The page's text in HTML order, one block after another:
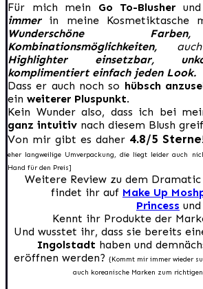
Für mich mein Go To-Blusher
immerin meine Kosmetiktasche
Wunderschöne
Kombinationsmöglichkeiten,
Highlighter einsetzbar,
komplimentiert einfach jeden Look.
Dass er auch noch so hübsch
ein weiterer Pluspunkt.
Kein Wunder also, dass ich bei
ganz intuitiv nach diesem Blush
Von mir gibt es daher 4.8/5 Sterne!
eher langweilige Umverpackung, die liegt leider auch
Hand für den Preis]
Weitere Review zu dem Dramatic
findet ihr auf Make Up
Princess und
Kennt ihr Produkte der
Und wusstet ihr, dass sie bereits
Ingolstadt haben und
eröffnen werden? {Kommt mir immer wieder
auch koreanische Marken zum